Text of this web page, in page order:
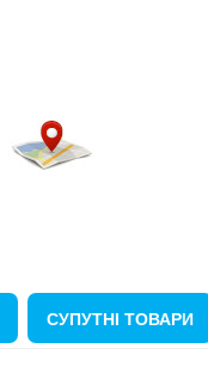
СУПУТНІ ТОВАРИ